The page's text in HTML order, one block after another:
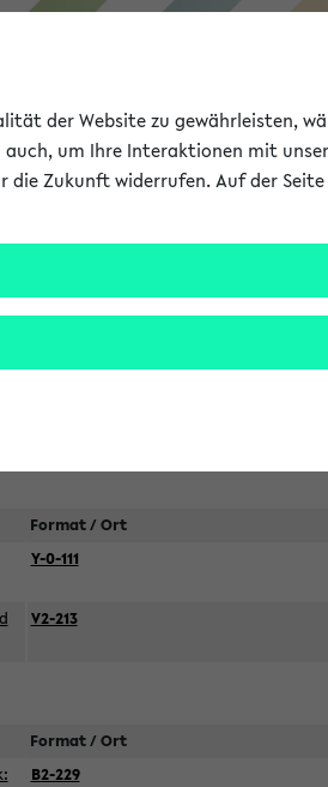
Format / Ort
Y-0-111
V2-213
Format / Ort
B2-229
der Website zu gewährleisten,
um Ihre Interaktionen mit
die Zukunft widerrufen. Auf der